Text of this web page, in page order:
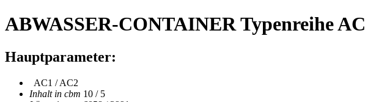
ABWASSER-CONTAINER Typenreihe AC
Hauptparameter:
AC1 / AC2
Inhalt in cbm 10 / 5